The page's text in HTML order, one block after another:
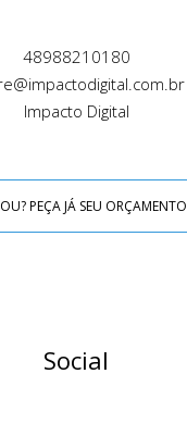
48988210180
Impacto Digital
PEÇA JÁ SEU ORÇAMENTO
Social